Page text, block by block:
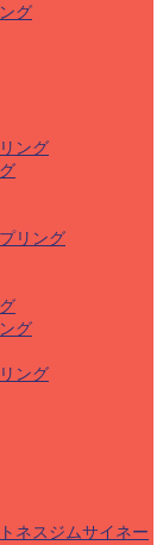
グ
ング
リング
グ
ング
ネスジムサイネー